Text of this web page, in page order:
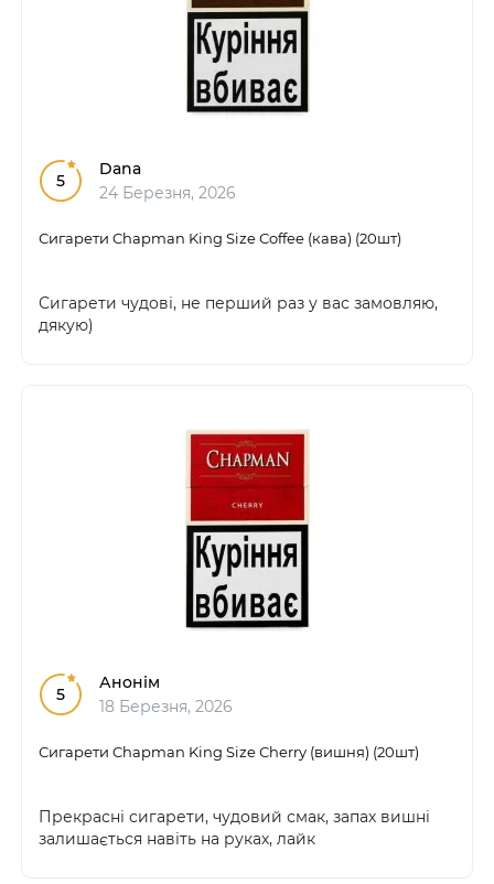
5
Dana
24 Березня, 2026
Сигарети Chapman King Size Сoffee (кава) (20шт)
Сигарети чудові, не перший раз у вас замовляю,
дякую)
5
Анонім
18 Березня, 2026
Сигарети Chapman King Size Сherry (вишня) (20шт)
Прекрасні сигарети, чудовий смак, запах вишні
залишається навіть на руках, лайк